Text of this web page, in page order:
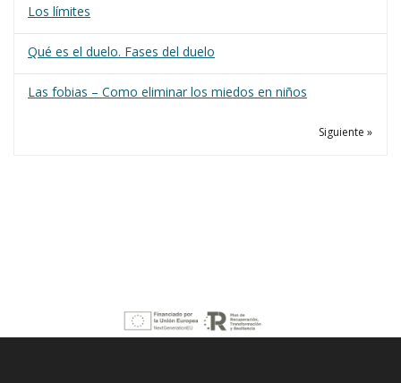
Los límites
Qué es el duelo. Fases del duelo
Las fobias – Como eliminar los miedos en niños
Siguiente »